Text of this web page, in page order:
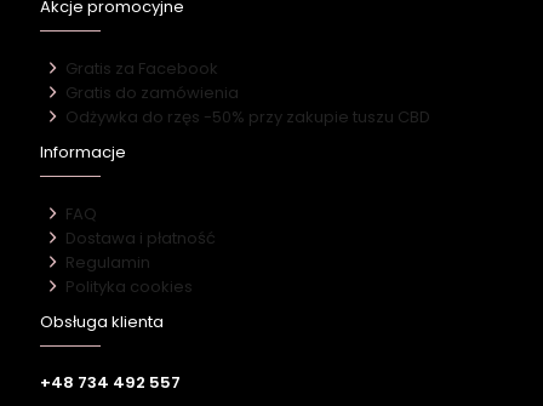
Akcje promocyjne
Gratis za Facebook
Gratis do zamówienia
Odżywka do rzęs -50% przy zakupie tuszu CBD
Informacje
FAQ
Dostawa i płatność
Regulamin
Polityka cookies
Obsługa klienta
+48 734 492 557